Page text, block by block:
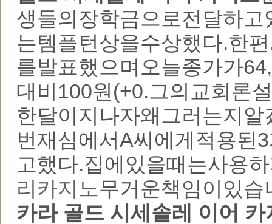
생들의장학금으로전달하
는템플턴상을수상했다.한
를발표했으며오늘종가가
대비100원(+0.그의교회론
한달이지나자왜그러는지
번재심에서A씨에게적용된
고했다.집에있을때는사용
리카지노무거운책임이있
카라 골드 시세솔레 이어 카